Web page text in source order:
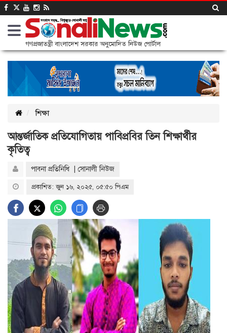
গণপ্রজাতন্ত্রী বাংলাদেশ সরকার অনুমোদিত নিউজ পোর্টাল
শিক্ষা
আন্তর্জাতিক প্রতিযোগিতায় পাবিপ্রবির তিন শিক্ষার্থীর
কৃতিত্ব
পাবনা প্রতিনিধি | সোনালী নিউজ
প্রকাশিত: জুন ১৬, ২০২৫, ০৫:৫০ পিএম